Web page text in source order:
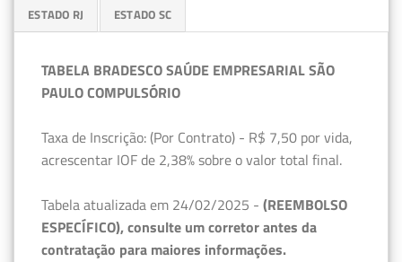
ESTADO RJ ESTADO SC
TABELA BRADESCO SAÚDE EMPRESARIAL SÃO
PAULO COMPULSÓRIO
Taxa de Inscrição: (Por Contrato) - R$ 7,50 por vida,
acrescentar IOF de 2,38% sobre o valor total final.
Tabela atualizada em 24/02/2025 - (REEMBOLSO
ESPECÍFICO), consulte um corretor antes da
contratação para maiores informações.